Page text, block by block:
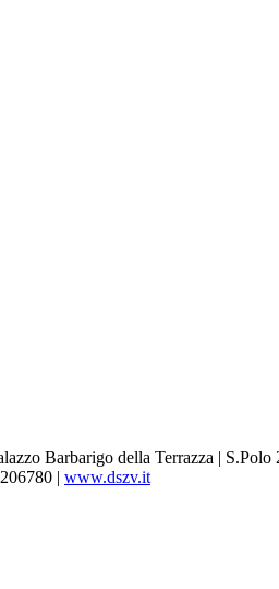
Barbarigo della Terrazza |
| www.dszv.it